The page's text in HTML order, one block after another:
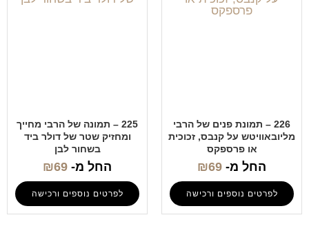
226 – תמונת פנים של הרבי
מליובאוויטש על קנבס, זכוכית
או פרספקס
החל מ- ₪69
לפרטים נוספים ורכישה
225 – תמונה של הרבי מחייך
ומחזיק שטר של דולר ביד
בשחור לבן
החל מ- ₪69
לפרטים נוספים ורכישה